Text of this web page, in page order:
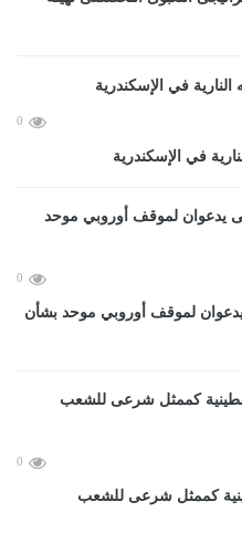
0
في الإسكندرية
0
يدعوان لموقف أوروبي موحد بشأن
0
كممثل شرعى للشعب